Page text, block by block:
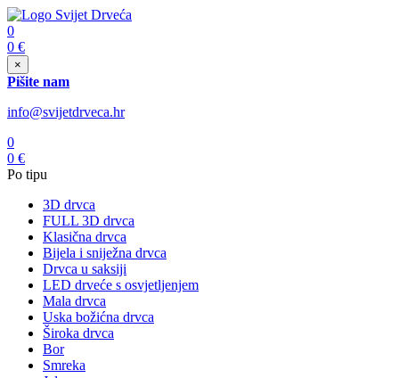
0
0 €
×
Pišite nam
info@svijetdrveca.hr
0
0 €
Po tipu
3D drvca
FULL 3D drvca
Klasična drvca
Bijela i sniježna drvca
Drvca u saksiji
LED drveće s osvjetljenjem
Mala drvca
Uska božićna drvca
Široka drvca
Bor
Smreka